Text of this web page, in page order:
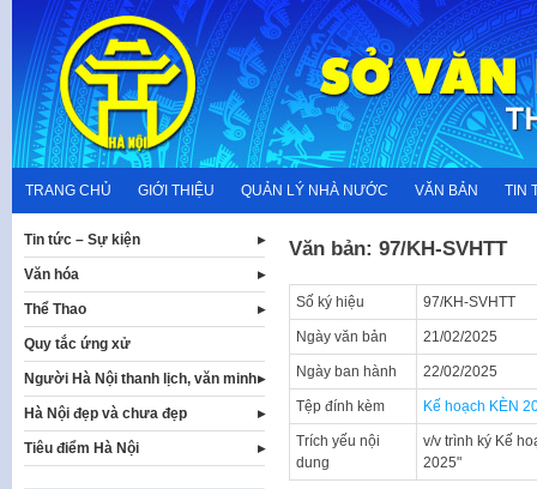
content
TRANG CHỦ GIỚI THIỆU QUẢN LÝ NHÀ NƯỚC VĂN BẢN TIN
Văn bản: 97/KH-SVHTT
Số ký hiệu 97/KH-SVHTT
Ngày văn bản 21/02/2025
Ngày ban hành 22/02/2025
Tệp đính kèm Kế hoạch KÈN
Trích yếu nội
dung
v/v trình ký Kế
2025"
Tin tức – Sự kiện
Văn hóa
Thể Thao
Quy tắc ứng xử
Người Hà Nội thanh lịch, văn minh
Hà Nội đẹp và chưa đẹp
Tiêu điểm Hà Nội